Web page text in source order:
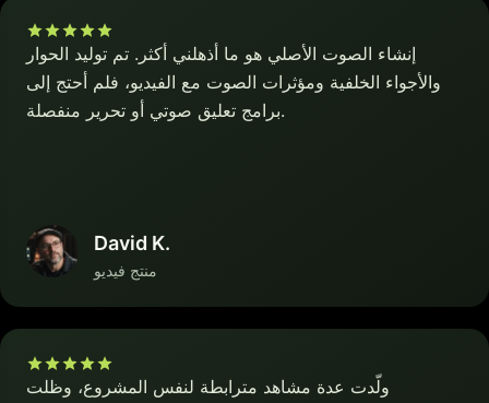
إنشاء الصوت الأصلي هو ما أذهلني أكثر. تم توليد الحوار
والأجواء الخلفية ومؤثرات الصوت مع الفيديو، فلم أحتج إلى
برامج تعليق صوتي أو تحرير منفصلة.
David K.
منتج فيديو
ولّدت عدة مشاهد مترابطة لنفس المشروع، وظلت